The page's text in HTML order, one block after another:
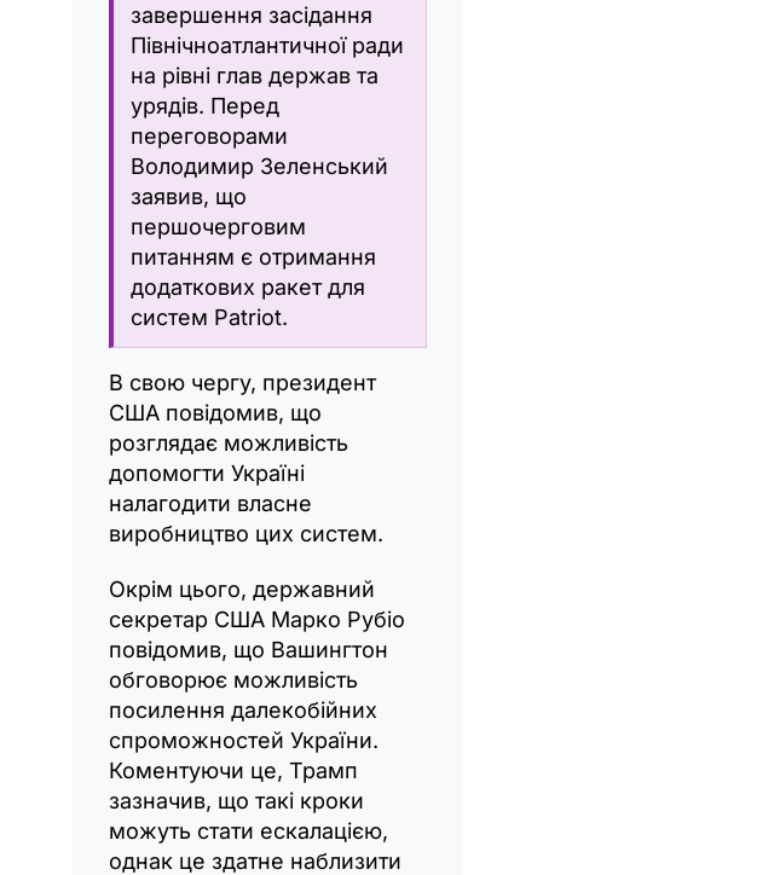
завершення засідання
Північноатлантичної ради
на рівні глав держав та
урядів. Перед
переговорами
Володимир Зеленський
заявив, що
першочерговим
питанням є отримання
додаткових ракет для
систем Patriot.
В свою чергу, президент
США повідомив, що
розглядає можливість
допомогти Україні
налагодити власне
виробництво цих систем.
Окрім цього, державний
секретар США Марко Рубіо
повідомив, що Вашингтон
обговорює можливість
посилення далекобійних
спроможностей України.
Коментуючи це, Трамп
зазначив, що такі кроки
можуть стати ескалацією,
однак це здатне наблизити